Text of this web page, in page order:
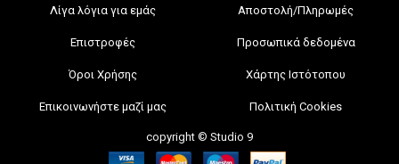
Λίγα λόγια για εμάς Αποστολή/Πληρωμές
Επιστροφές Προσωπικά δεδομένα
Όροι Χρήσης Χάρτης Ιστότοπου
Επικοινωνήστε μαζί μας Πολιτική Cookies
copyright © Studio 9